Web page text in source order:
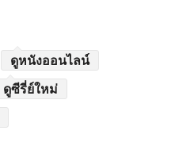
ดูหนังออนไลน์
ดูซีรี่ย์ใหม่